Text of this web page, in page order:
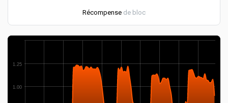
Récompense de bloc
1.00
1.25